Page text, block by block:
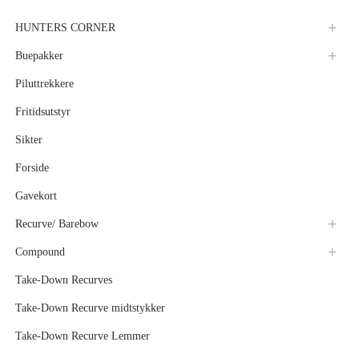
HUNTERS CORNER
Buepakker
Piluttrekkere
Fritidsutstyr
Sikter
Forside
Gavekort
Recurve/ Barebow
Compound
Take-Down Recurves
Take-Down Recurve midtstykker
Take-Down Recurve Lemmer